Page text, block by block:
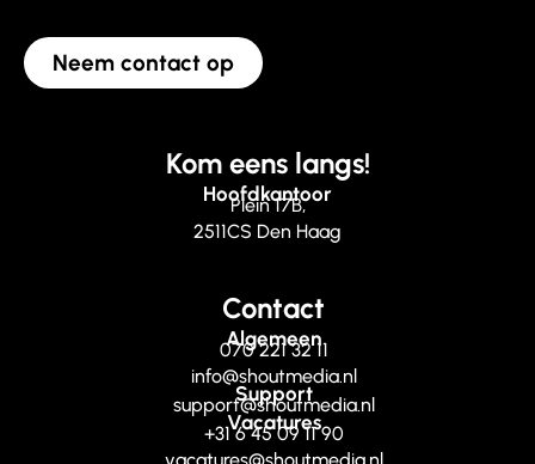
Neem contact op
Kom eens langs!
Hoofdkantoor
Plein 17B,
2511CS Den Haag
Contact
Algemeen
070 221 32 11
info@shoutmedia.nl
Support
support@shoutmedia.nl
Vacatures
+31 6 45 09 11 90